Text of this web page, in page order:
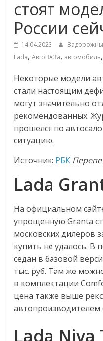
Портал
об
торговле,
сервисах
для
Commerce,
ритейле,
логистике,
технологиях,
соцсетях.
важно,
стоят
России
14.04.2023
Lada,АвтоВАЗа, автомобиль,
Некоторые модели
стали настоящим
могут значительно
рекомендованных.
прошелся по
ситуацию.
Источник: РБК
Lada
На официальном
упрощенную Granta
московских дилеров
купить не удалось. В
седан в базовой
тыс. руб. Там же
в комплектации
цена также выше
автопроизводителем
Lada Niva